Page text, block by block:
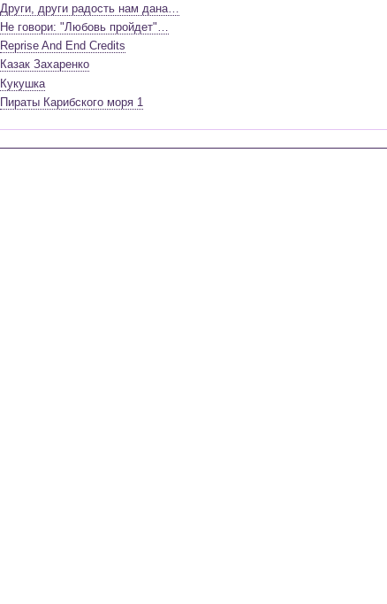
Други, други радость нам дана…
Не говори: "Любовь пройдет"…
Reprise And End Credits
Казак Захаренко
Кукушка
Пираты Карибского моря 1